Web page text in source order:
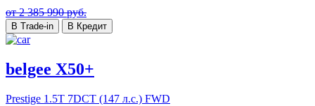
от 2 385 990 руб.
В Trade-in В Кредит
belgee X50+
Prestige 1.5T 7DCT (147 л.с.) FWD